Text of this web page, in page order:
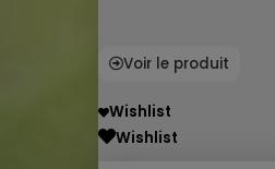
Voir le produit
Wishlist
Wishlist